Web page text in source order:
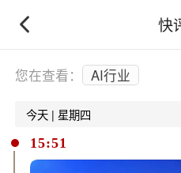
快
下
您在查看： AI行业
今天 | 星期四
15:51